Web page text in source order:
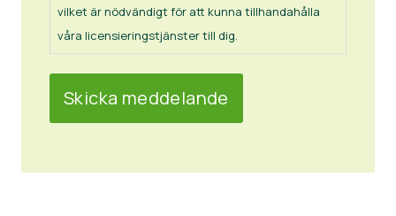
vilket är nödvändigt för att kunna tillhandahålla
våra licensieringstjänster till dig.